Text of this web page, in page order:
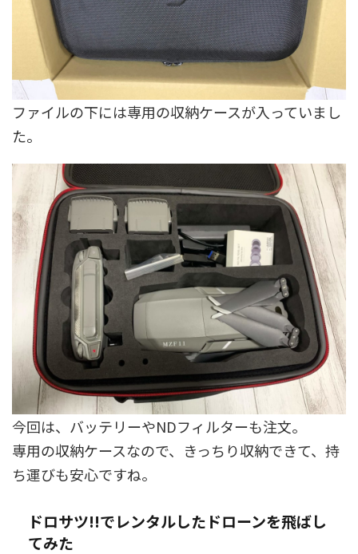
ファイルの下には専用の収納ケースが入っていまし
た。
今回は、バッテリーやNDフィルターも注文。
専用の収納ケースなので、きっちり収納できて、持
ち運びも安心ですね。
ドロサツ!!でレンタルしたドローンを飛ばし
てみた